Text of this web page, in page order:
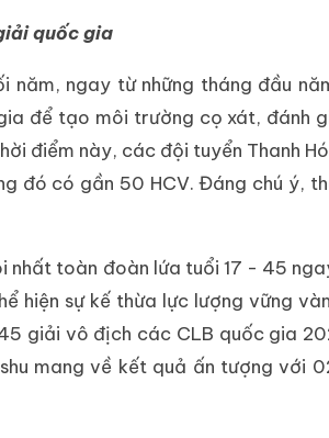
quốc gia
ngay từ những tháng đầu
để tạo môi trường cọ xát, đánh
điểm này, các đội tuyển Thanh
đó có gần 50 HCV. Đáng chú ý,
nhất toàn đoàn lứa tuổi 17 - 45
hiện sự kế thừa lực lượng vững
giải vô địch các CLB quốc gia
mang về kết quả ấn tượng với